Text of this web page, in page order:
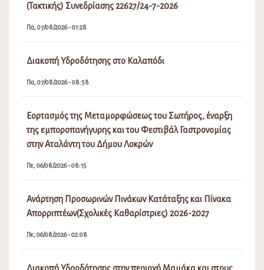
(Τακτικής) Συνεδρίασης 22627/24-7-2026
Πα, 07/08/2026 - 01:28
Διακοπή Υδροδότησης στο Καλαπόδι
Πα, 07/08/2026 - 08:58
Εορτασμός της Μεταμορφώσεως του Σωτήρος, έναρξη
της εμποροπανήγυρης και του Φεστιβάλ Γαστρονομίας
στην Αταλάντη του Δήμου Λοκρών
Πε, 06/08/2026 - 08:15
Ανάρτηση Προσωρινών Πινάκων Κατάταξης και Πίνακα
Απορριπτέων(Σχολικές Καθαρίστριες) 2026-2027
Πε, 06/08/2026 - 02:08